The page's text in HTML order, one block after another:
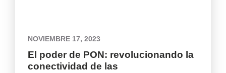
El poder de PON: revolucionando la
conectividad de las
NOVIEMBRE 17, 2023